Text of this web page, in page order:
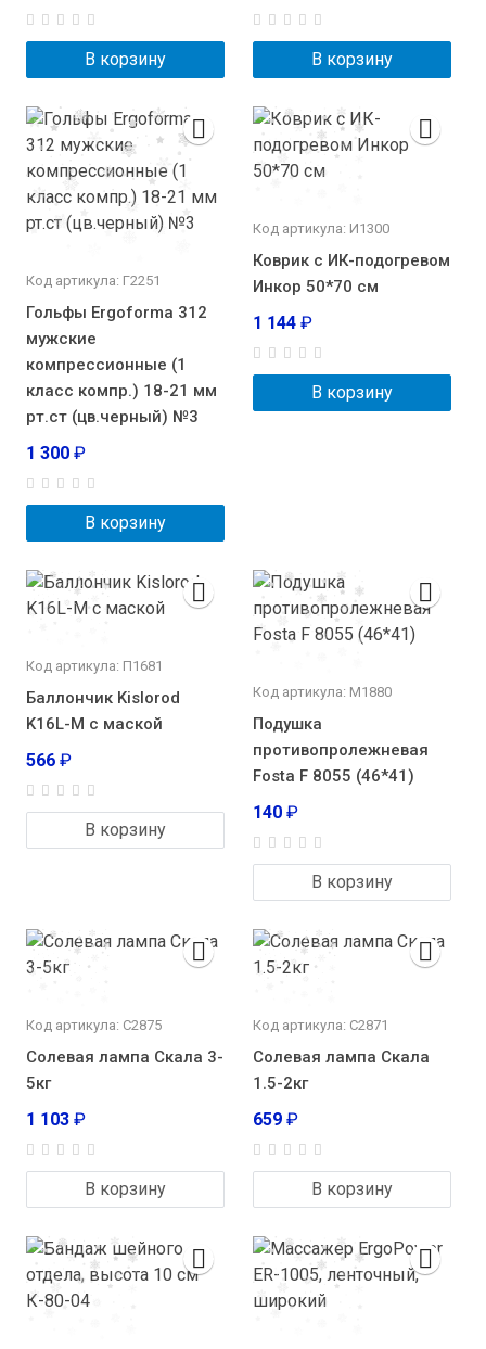
В корзину В корзину
Код артикула: Г2251
Гольфы Ergoforma 312
мужские
компрессионные (1
класс компр.) 18-21 мм
рт.ст (цв.черный) №3
1 300 ₽
В корзину
Код артикула: И1300
Коврик с ИК-подогревом
Инкор 50*70 см
1 144 ₽
В корзину
Код артикула: П1681
Баллончик Kislorod
K16L-M с маской
566 ₽
В корзину
Код артикула: М1880
Подушка
противопролежневая
Fosta F 8055 (46*41)
140 ₽
В корзину
Код артикула: С2875
Солевая лампа Скала 3-
5кг
1 103 ₽
В корзину
Код артикула: С2871
Солевая лампа Скала
1.5-2кг
659 ₽
В корзину